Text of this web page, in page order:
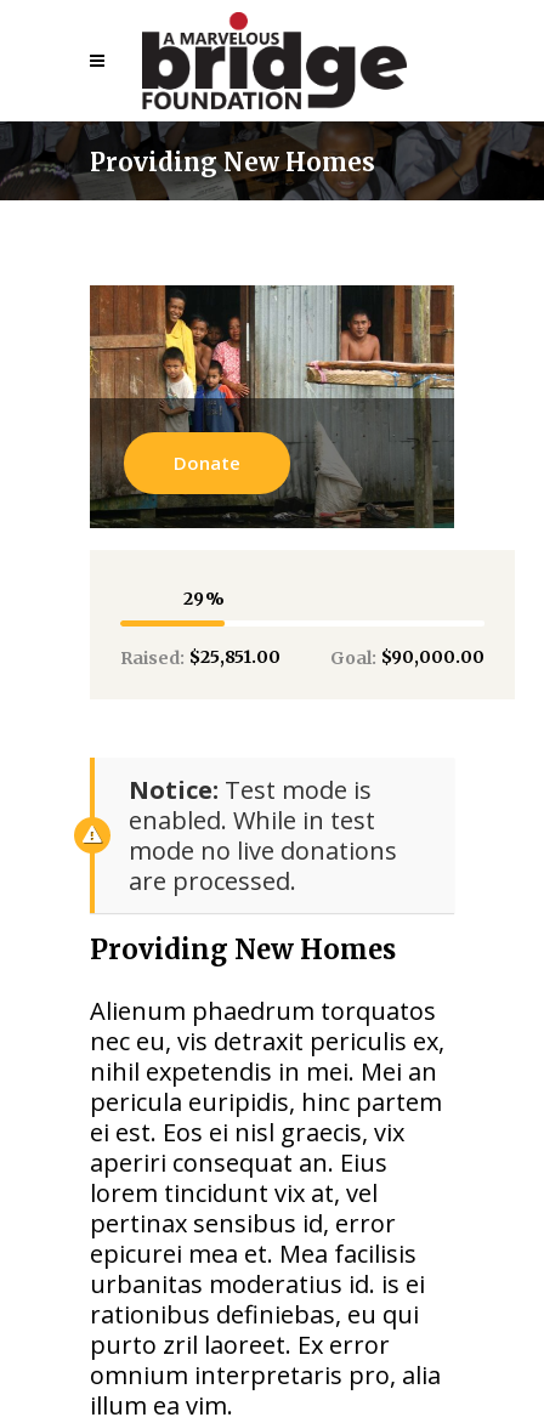
Providing New Homes
Donate
29
Raised: $25,851.00 Goal: $90,000.00
Notice: Test mode is
enabled. While in test
mode no live donations
are processed.
Providing New Homes
Alienum phaedrum torquatos
nec eu, vis detraxit periculis ex,
nihil expetendis in mei. Mei an
pericula euripidis, hinc partem
ei est. Eos ei nisl graecis, vix
aperiri consequat an. Eius
lorem tincidunt vix at, vel
pertinax sensibus id, error
epicurei mea et. Mea facilisis
urbanitas moderatius id. is ei
rationibus definiebas, eu qui
purto zril laoreet. Ex error
omnium interpretaris pro, alia
illum ea vim.